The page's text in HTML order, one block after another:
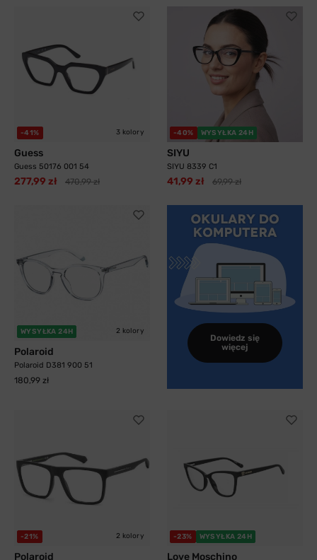
-41% 3 kolory
Guess
Guess 50176 001 54
277,99 zł 470,99 zł
-40% WYSYŁKA 24H
SIYU
SIYU 8339 C1
41,99 zł 69,99 zł
WYSYŁKA 24H 2 kolory
Polaroid
Polaroid D381 900 51
180,99 zł
Dowiedz się
więcej
-21% 2 kolory
Polaroid
-23% WYSYŁKA 24H
Love Moschino